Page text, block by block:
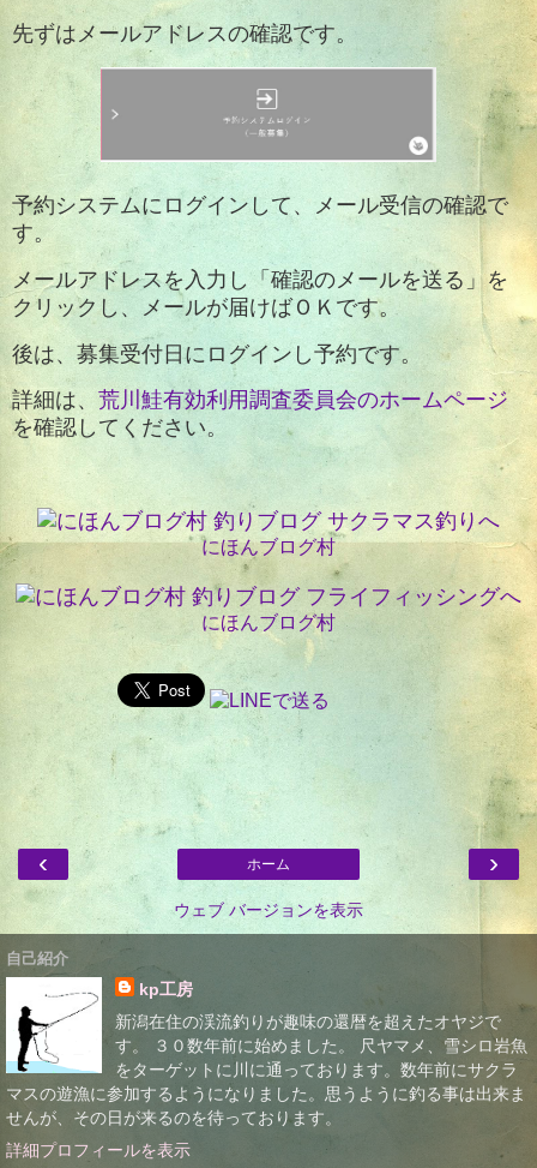
先ずはメールアドレスの確認です。
予約システムにログインして、メール受信の確認で
す。
メールアドレスを入力し「確認のメールを送る」を
クリックし、メールが届けばＯＫです。
後は、募集受付日にログインし予約です。
詳細は、 荒川鮭有効利用調査委員会のホームページ
を確認してください。
にほんブログ村
にほんブログ村
‹ ›
ホーム
ウェブ バージョンを表示
自己紹介
kp工房
新潟在住の渓流釣りが趣味の還暦を超えたオヤジで
す。 ３０数年前に始めました。 尺ヤマメ、雪シロ岩魚
をターゲットに川に通っております。数年前にサクラ
マスの遊漁に参加するようになりました。思うように釣る事は出来ま
せんが、その日が来るのを待っております。
詳細プロフィールを表示